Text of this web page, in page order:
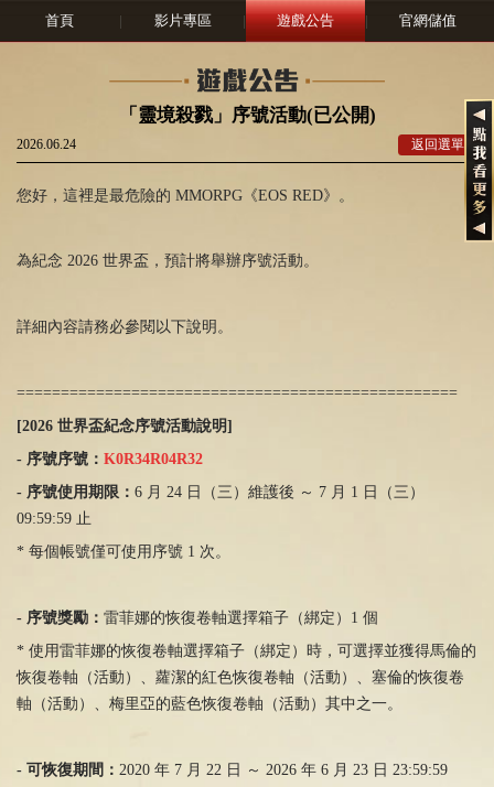
首頁 | 影片專區 | 遊戲公告 | 官網儲值
「靈境殺戮」序號活動(已公開)
2026.06.24 返回選單
您好，這裡是最危險的 MMORPG《EOS RED》。
為紀念 2026 世界盃，預計將舉辦序號活動。
詳細內容請務必參閱以下說明。
==================================================
[2026 世界盃紀念序號活動說明]
- 序號序號： K0R34R04R32
- 序號使用期限： 6 月 24 日（三）維護後 ～ 7 月 1 日（三）
09:59:59 止
* 每個帳號僅可使用序號1 次。
- 序號獎勵： 雷菲娜的恢復卷軸選擇箱子（綁定）1 個
* 使用雷菲娜的恢復卷軸選擇箱子（綁定）時，可選擇並獲得馬倫的
恢復卷軸（活動）、蘿潔的紅色恢復卷軸（活動）、塞倫的恢復卷
軸（活動）、梅里亞的藍色恢復卷軸（活動）其中之一。
- 可恢復期間： 2020 年7 月 22 日 ～ 2026 年6 月 23 日 23:59:59